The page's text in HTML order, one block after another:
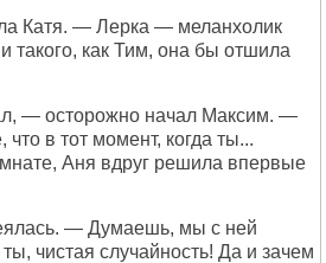
Катя. — Лерка — меланхолик
такого, как Тим, она бы отшила
— осторожно начал Максим. —
в тот момент, когда ты...
Аня вдруг решила впервые
— Думаешь, мы с ней
чистая случайность! Да и зачем